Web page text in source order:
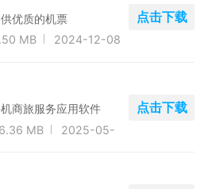
优质的机票
MB 2024-12-08
点击下载
商旅服务应用软件
MB
2025-05-
点击下载